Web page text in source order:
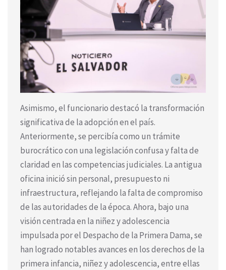
Asimismo, el funcionario destacó la transformación
significativa de la adopción en el país.
Anteriormente, se percibía como un trámite
burocrático con una legislación confusa y falta de
claridad en las competencias judiciales. La antigua
oficina inició sin personal, presupuesto ni
infraestructura, reflejando la falta de compromiso
de las autoridades de la época. Ahora, bajo una
visión centrada en la niñez y adolescencia
impulsada por el Despacho de la Primera Dama, se
han logrado notables avances en los derechos de la
primera infancia, niñez y adolescencia, entre ellas